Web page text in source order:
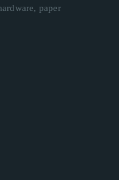
paper